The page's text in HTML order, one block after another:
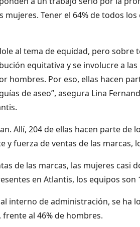
Tener el 64% de todos
al tema de equidad, pero
equitativa y se involucre a
hombres. Por eso, ellas hacen
de aseo”, asegura Lina
Allí, 204 de ellas hacen parte
y fuerza de ventas de las marcas,
de las marcas, las mujeres casi
en Atlantis, los equipos son
interno de administración, se ha
al 46% de hombres.